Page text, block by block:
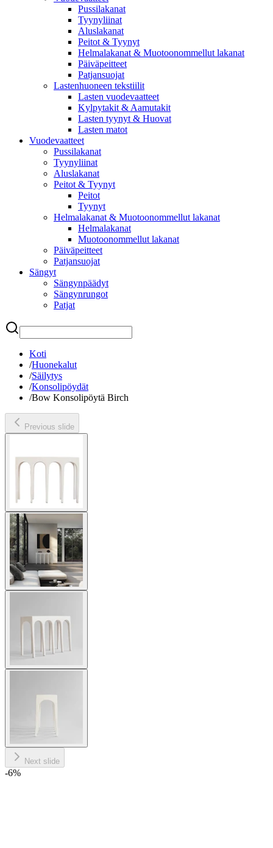
Pussilakanat
Tyynyliinat
Aluslakanat
Peitot & Tyynyt
Helmalakanat & Muotoonommellut lakanat
Päiväpeitteet
Patjansuojat
Lastenhuoneen tekstiilit
Lasten vuodevaatteet
Kylpytakit & Aamutakit
Lasten tyynyt & Huovat
Lasten matot
Vuodevaatteet
Pussilakanat
Tyynyliinat
Aluslakanat
Peitot & Tyynyt
Peitot
Tyynyt
Helmalakanat & Muotoonommellut lakanat
Helmalakanat
Muotoonommellut lakanat
Päiväpeitteet
Patjansuojat
Sängyt
Sängynpäädyt
Sängynrungot
Patjat
Etsi
Koti
/Huonekalut
/Säilytys
/Konsolipöydät
/Bow Konsolipöytä Birch
Previous slide
Next slide
-6%